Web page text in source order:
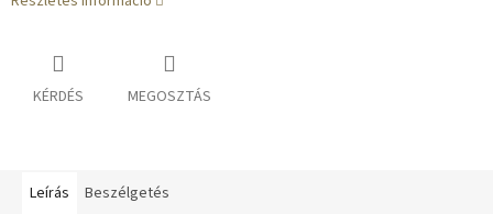
KÉRDÉS MEGOSZTÁS
Leírás Beszélgetés